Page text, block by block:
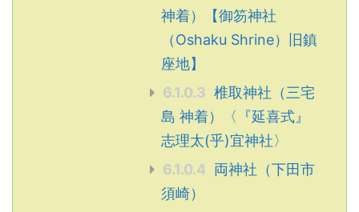
神着）【御笏神社
（Oshaku Shrine）旧鎮
座地】
6.1.0.3 椎取神社（三宅
島 神着）〈『延喜式』
志理太(乎)宜神社〉
6.1.0.4 両神社（下田市
須崎）